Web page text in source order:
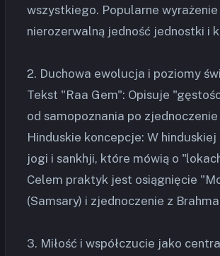
wszystkiego. Popularne
nierozerwalną jedność jednostki i
2. Duchowa ewolucja i poziomy
Tekst "Raa Gem": Opisuje
od samopoznania po
Hinduskie koncepcje: W
jogi i sankhji, które mówią o
Celem praktyk jest osiągnięcie
(Samsary) i zjednoczenie z
3. Miłość i współczucie jako